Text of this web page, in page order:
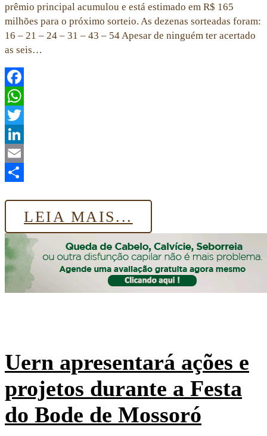
prêmio principal acumulou e está estimado em R$ 165
milhões para o próximo sorteio. As dezenas sorteadas foram:
16 – 21 – 24 – 31 – 43 – 54 Apesar de ninguém ter acertado
as seis…
Facebook
WhatsApp
Twitter
LinkedIn
Email
LEIA MAIS...
Uern apresentará ações e
projetos durante a Festa
do Bode de Mossoró